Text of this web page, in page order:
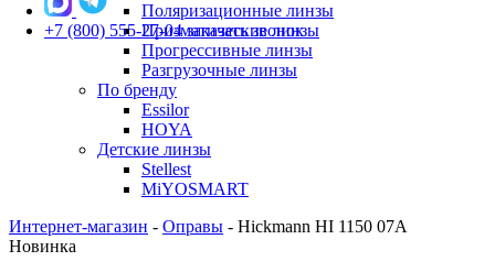
Поляризационные линзы
Призматические линзы
Прогрессивные линзы
Разгрузочные линзы
По бренду
Essilor
HOYA
Детские линзы
Stellest
MiYOSMART
+7 (800) 555-27-04 заказать звонок
Интернет-магазин - Оправы - Hickmann HI 1150 07A
Новинка